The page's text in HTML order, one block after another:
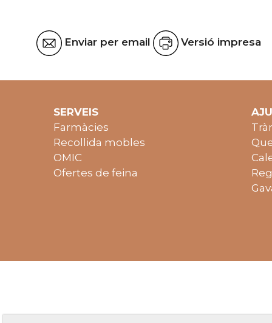
Enviar per email Versió impresa
SERVEIS
Farmàcies
Recollida mobles
OMIC
Ofertes de feina